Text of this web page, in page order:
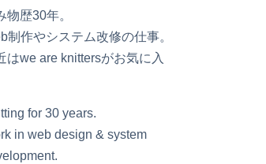
物歴30年。
制作やシステム改修の仕事。
はwe are knittersがお気に入
for 30 years.
in web design & system